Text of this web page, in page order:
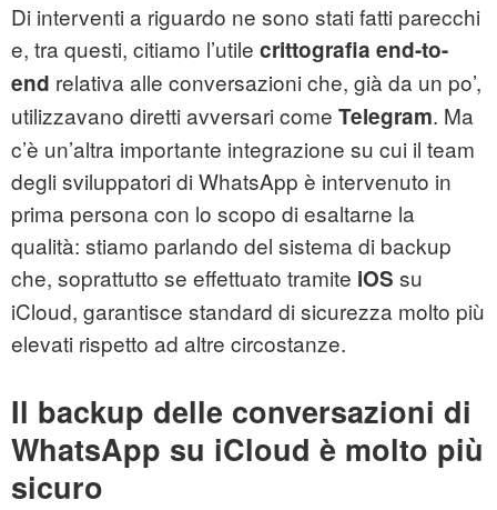
Di interventi a riguardo ne sono stati fatti parecchi
e, tra questi, citiamo l’utile crittografia end-to-
end relativa alle conversazioni che, già da un po’,
utilizzavano diretti avversari come Telegram. Ma
c’è un’altra importante integrazione su cui il team
degli sviluppatori di WhatsApp è intervenuto in
prima persona con lo scopo di esaltarne la
qualità: stiamo parlando del sistema di backup
che, soprattutto se effettuato tramite iOS su
iCloud, garantisce standard di sicurezza molto più
elevati rispetto ad altre circostanze.
Il backup delle conversazioni di
WhatsApp su iCloud è molto più
sicuro